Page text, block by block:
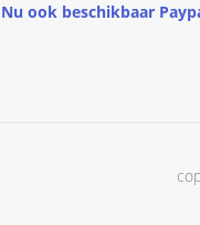
Nu ook beschikbaar